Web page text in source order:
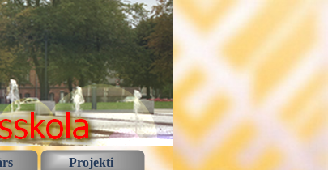
Projekti